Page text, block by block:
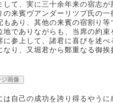
して、実に三十余年来の宿志
来賓ヴアンダーリツプ氏の
もあり、其他の来賓の宿割り
地でありながらも、当席の約
に参上して、諸君に喜びを述
なり、又堀君から鄭重なる御
画像
は自己の成功を誇り得るやう